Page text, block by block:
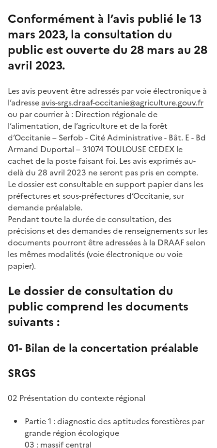
Conformément à l’avis publié le 13
mars 2023, la consultation du
public est ouverte du 28 mars au 28
avril 2023.
Les avis peuvent être adressés par voie électronique à
l’adresse avis-srgs.draaf-occitanie@agriculture.gouv.fr
ou par courrier à : Direction régionale de
l’alimentation, de l’agriculture et de la forêt
d’Occitanie – Serfob - Cité Administrative - Bât. E - Bd
Armand Duportal – 31074 TOULOUSE CEDEX le
cachet de la poste faisant foi. Les avis exprimés au-
delà du 28 avril 2023 ne seront pas pris en compte.
Le dossier est consultable en support papier dans les
préfectures et sous-préfectures d’Occitanie, sur
demande préalable.
Pendant toute la durée de consultation, des
précisions et des demandes de renseignements sur les
documents pourront être adressées à la DRAAF selon
les mêmes modalités (voie électronique ou voie
papier).
Le dossier de consultation du
public comprend les documents
suivants :
01- Bilan de la concertation préalable
SRGS
02 Présentation du contexte régional
Partie 1 : diagnostic des aptitudes forestières par
grande région écologique
03 : massif central